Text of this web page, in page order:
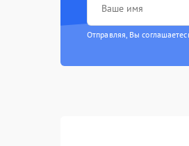
Отправляя, Вы